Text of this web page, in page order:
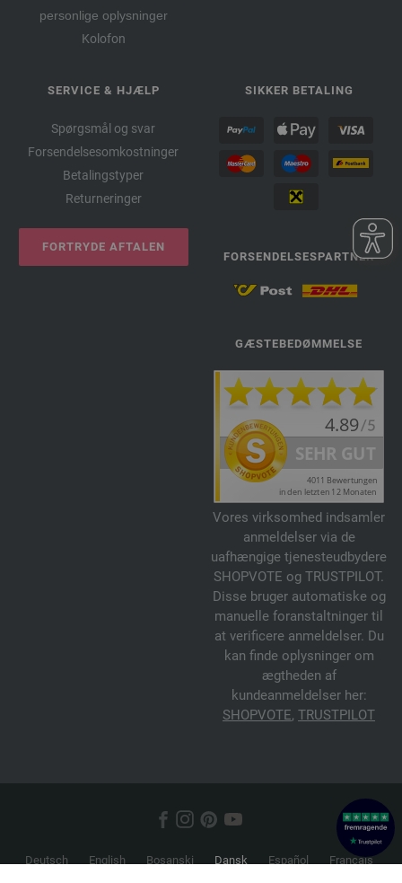
personlige oplysninger
Kolofon
SERVICE & HJÆLP
Spørgsmål og svar
Forsendelsesomkostninger
Betalingstyper
Returneringer
FORTRYDE AFTALEN
SIKKER BETALING
FORSENDELSESPARTNER
GÆSTEBEDØMMELSE
Vores virksomhed indsamler
anmeldelser via de
uafhængige tjenesteudbydere
SHOPVOTE og TRUSTPILOT.
Disse bruger automatiske og
manuelle foranstaltninger til
at verificere anmeldelser. Du
kan finde oplysninger om
ægtheden af
kundeanmeldelser her:
SHOPVOTE, TRUSTPILOT
Deutsch English Bosanski Dansk Español
Français